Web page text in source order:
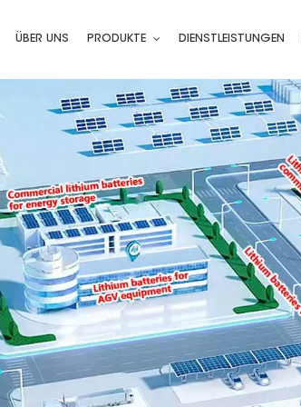
ÜBER UNS PRODUKTE DIENSTLEISTUNGEN